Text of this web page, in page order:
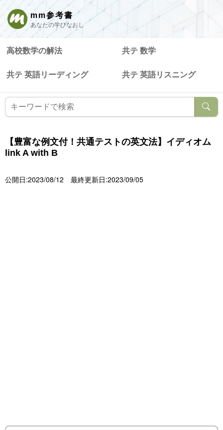
mm参考書
あなたの学びなおし
高校数学の解法 共テ 数学
共テ 英語リーディング 共テ 英語リスニング
【豊富な例文付！共通テストの英文法】イディオム
link A with B
公開日:2023/08/12 最終更新日:2023/09/05